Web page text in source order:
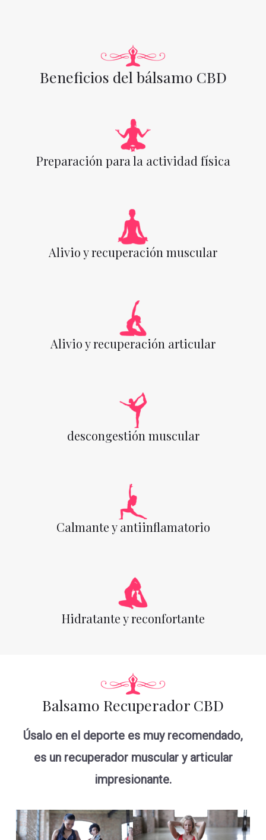
Beneficios del bálsamo CBD
Preparación para la actividad física
Alivio y recuperación muscular
Alivio y recuperación articular
descongestión muscular
Calmante y antiinflamatorio
Hidratante y reconfortante
Balsamo Recuperador CBD
Úsalo en el deporte es muy recomendado,
es un recuperador muscular y articular
impresionante.